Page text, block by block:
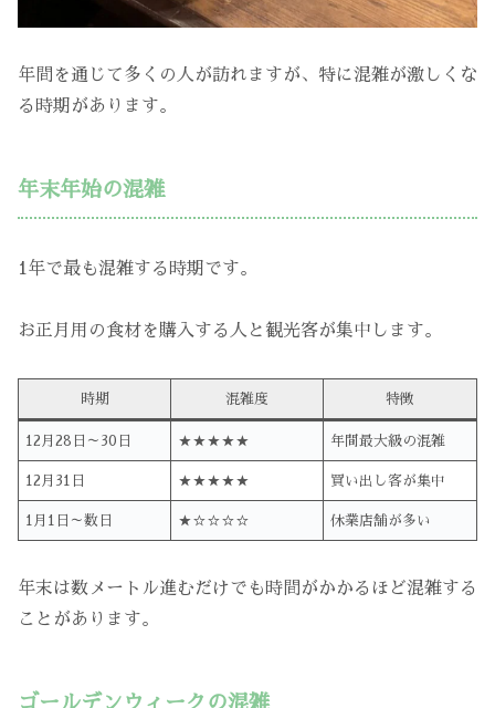
年間を通じて多くの人が訪れますが、特に混雑が激しくな
る時期があります。
年末年始の混雑
1年で最も混雑する時期です。
お正月用の食材を購入する人と観光客が集中します。
時期 混雑度 特徴
12月28日～30日 ★★★★★ 年間最大級の混雑
12月31日 ★★★★★ 買い出し客が集中
1月1日～数日 ★☆☆☆☆ 休業店舗が多い
年末は数メートル進むだけでも時間がかかるほど混雑する
ことがあります。
ゴールデンウィークの混雑